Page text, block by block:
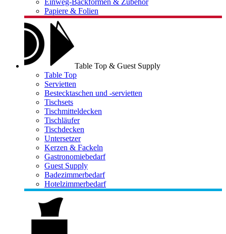
Einweg-Backformen & Zubehör
Papiere & Folien
Table Top & Guest Supply
Table Top
Servietten
Bestecktaschen und -servietten
Tischsets
Tischmitteldecken
Tischläufer
Tischdecken
Untersetzer
Kerzen & Fackeln
Gastronomiebedarf
Guest Supply
Badezimmerbedarf
Hotelzimmerbedarf